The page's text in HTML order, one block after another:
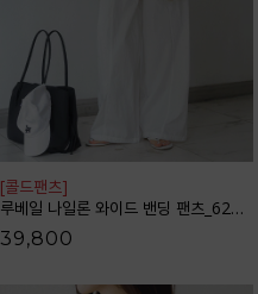
[콜드팬츠]
루베일 나일론 와이드 밴딩 팬츠_62PT2616
39,800